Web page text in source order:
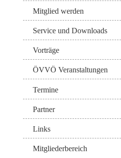
Mitglied werden
Service und Downloads
Vorträge
ÖVVÖ Veranstaltungen
Termine
Partner
Links
Mitgliederbereich